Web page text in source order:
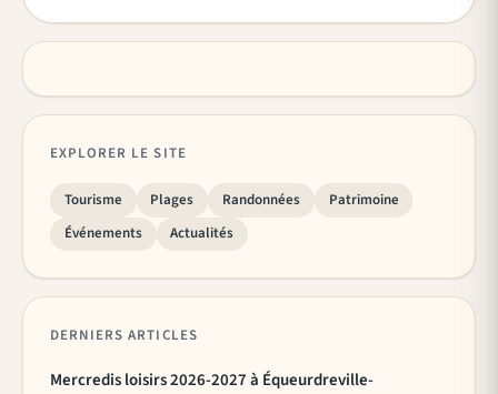
EXPLORER LE SITE
Tourisme Plages Randonnées
Patrimoine
Événements
Actualités
DERNIERS ARTICLES
Mercredis loisirs 2026-2027 à Équeurdreville-